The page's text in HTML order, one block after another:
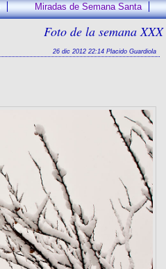
Miradas de Semana Santa
Foto de la semana XXX
26 dic 2012 22:14 Placido Guardiola